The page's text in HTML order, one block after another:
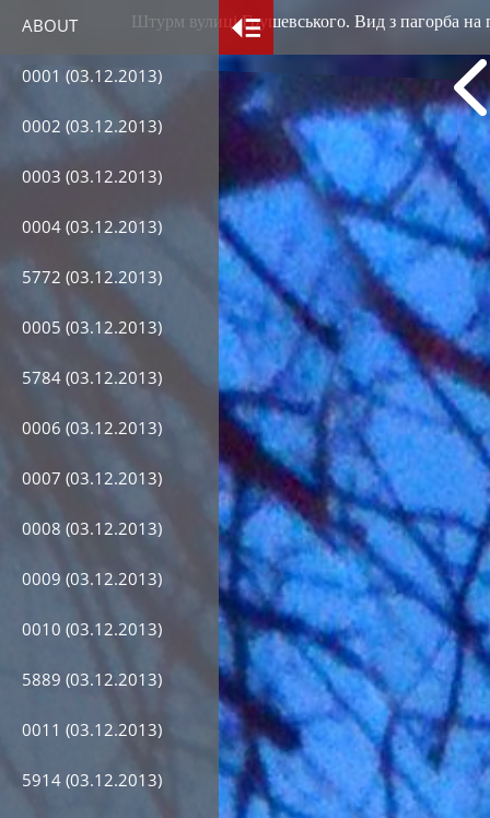
ABOUT
0001 (03.12.2013)
0002 (03.12.2013)
0003 (03.12.2013)
0004 (03.12.2013)
5772 (03.12.2013)
0005 (03.12.2013)
5784 (03.12.2013)
0006 (03.12.2013)
0007 (03.12.2013)
0008 (03.12.2013)
0009 (03.12.2013)
0010 (03.12.2013)
5889 (03.12.2013)
0011 (03.12.2013)
5914 (03.12.2013)
Штурм вулиці Грушевського. Вид з пагорба